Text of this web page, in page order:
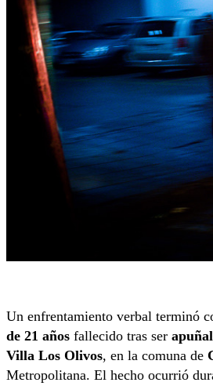
Un enfrentamiento verbal terminó
de 21 años fallecido tras ser
Villa Los Olivos, en la comuna de
Metropolitana. El hecho ocurrió